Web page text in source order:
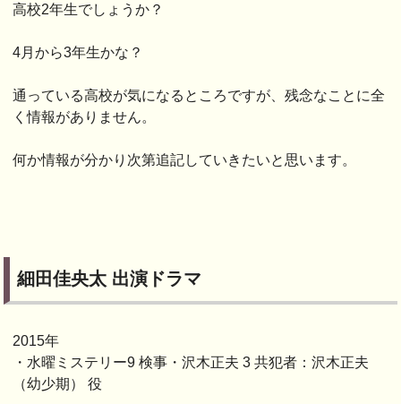
高校2年生でしょうか？
4月から3年生かな？
通っている高校が気になるところですが、残念なことに全
く情報がありません。
何か情報が分かり次第追記していきたいと思います。
細田佳央太 出演ドラマ
2015年
・水曜ミステリー9 検事・沢木正夫 3 共犯者：沢木正夫
（幼少期） 役